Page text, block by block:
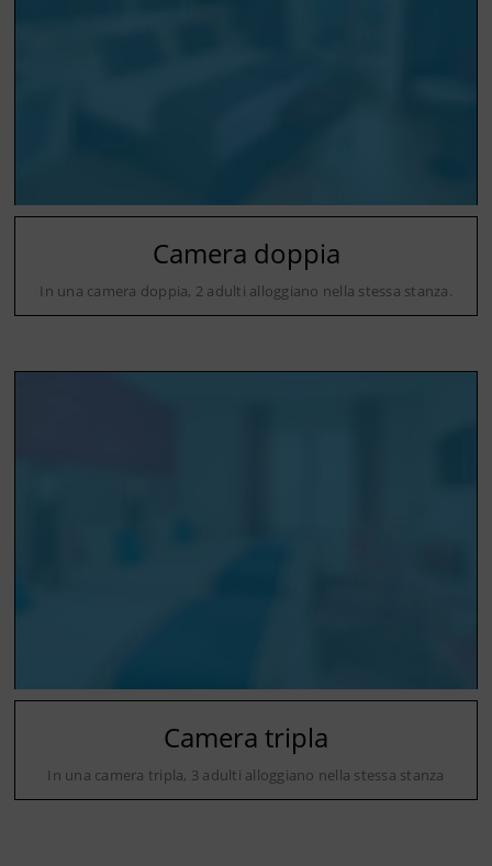
Camera doppia
In una camera doppia, 2 adulti alloggiano nella stessa stanza.
Camera tripla
In una camera tripla, 3 adulti alloggiano nella stessa stanza